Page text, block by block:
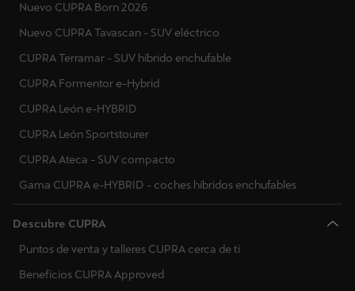
Nuevo CUPRA Born 2026
Nuevo CUPRA Tavascan - SUV eléctrico
CUPRA Terramar - SUV híbrido enchufable
CUPRA Formentor e-Hybrid
CUPRA León e-HYBRID
CUPRA León Sportstourer
CUPRA Ateca - SUV compacto
Gama CUPRA e-HYBRID - coches híbridos enchufables
Descubre CUPRA
Puntos de venta y talleres CUPRA cerca de ti
Beneficios CUPRA Approved